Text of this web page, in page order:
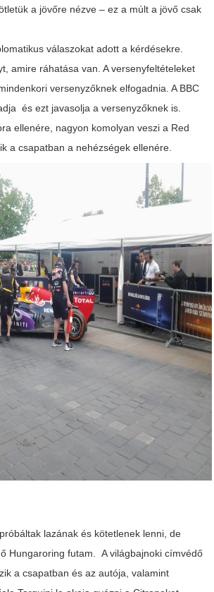
a jövőre nézve –ez a múlt a jövő csak
válaszokat adott a kérdésekre
,amire ráhatása van. Aversenyfeltételeket
versenyzőknek elfogadnia . A BBC
és ezt javasolja aversenyzőknek is.
ellenére nagyon komolyan veszi a Red
acsapatban a nehézségek ellenére
próbáltak lazának és kötetlenek lenni, de
Hungaroring futam. Avilágbajnoki címvédő
acsapatban és az autója,valamint